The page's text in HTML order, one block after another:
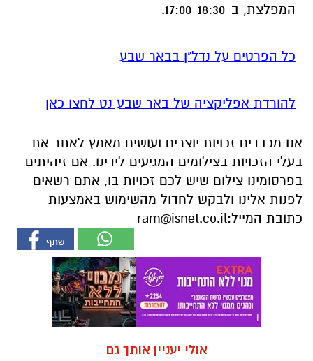
המפלצת, ב-17:00-18:30.
כל הפרטים על נדל"ן בבאר שבע
להורדת אפליקציה של באר שבע נט לחצו כאן
אנו מכבדים זכויות יוצרים ועושים מאמץ לאתר את
בעלי הזכויות בצילומים המגיעים לידינו. אם זיהיתים
בפרסומינו צילום שיש לכם זכויות בו, אתם רשאים
לפנות אלינו ולבקש לחדול מהשימוש באמצעות
כתובת המייל:ram@isnet.co.il
אולי יעניין אותך גם